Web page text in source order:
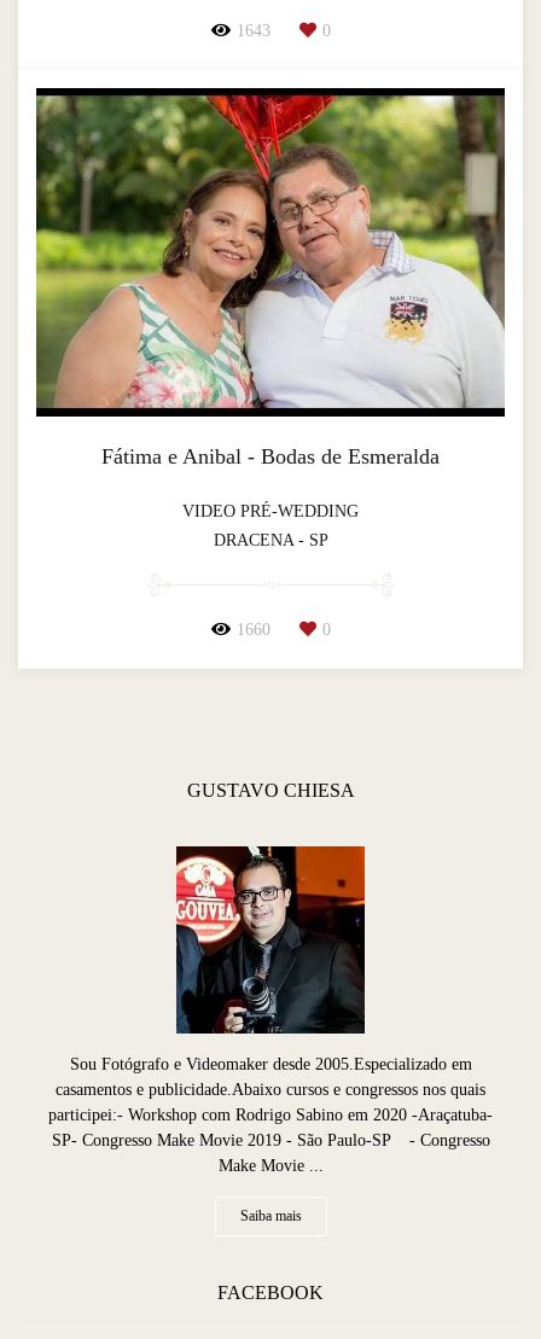
1643 0
Fátima e Anibal - Bodas de Esmeralda
VIDEO PRÉ-WEDDING
DRACENA - SP
1660 0
GUSTAVO CHIESA
Sou Fotógrafo e Videomaker desde 2005.Especializado em
casamentos e publicidade.Abaixo cursos e congressos nos quais
participei:- Workshop com Rodrigo Sabino em 2020 -Araçatuba-
SP- Congresso Make Movie 2019 - São Paulo-SP - Congresso
Make Movie ...
Saiba mais
FACEBOOK